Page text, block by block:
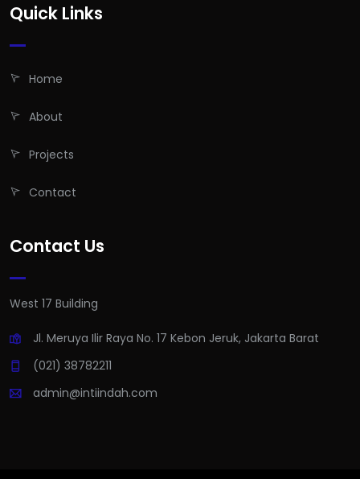
Quick Links
Home
About
Projects
Contact
Contact Us
West 17 Building
Jl. Meruya Ilir Raya No. 17 Kebon Jeruk, Jakarta Barat
(021) 38782211
admin@intiindah.com